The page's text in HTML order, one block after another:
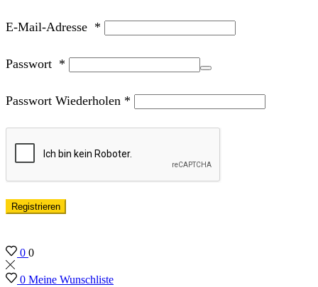
E-Mail-Adresse *
Passwort *
Passwort Wiederholen *
Registrieren
0 0
0 Meine Wunschliste